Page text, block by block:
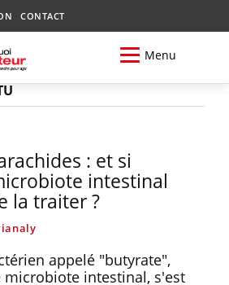
CONTACT
Menu
: et si
intestinal
la traiter ?
appelé "butyrate",
intestinal, s'est